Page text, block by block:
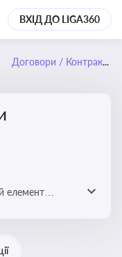
ВХІД ДО LIGA360
Договори / Контракти
елемент
договору